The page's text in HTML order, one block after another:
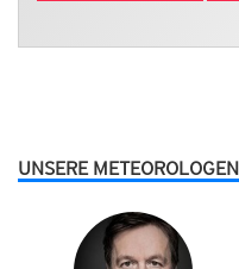
UNSERE METEOROLOGEN